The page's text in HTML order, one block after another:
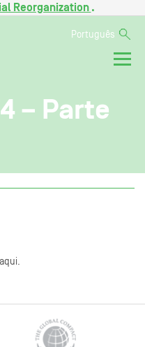
Reorganization .
Português
– Parte